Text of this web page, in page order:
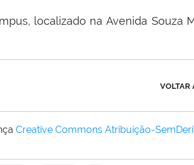
localizado na Avenida Souza
VOLTAR
Creative Commons Atribuição-